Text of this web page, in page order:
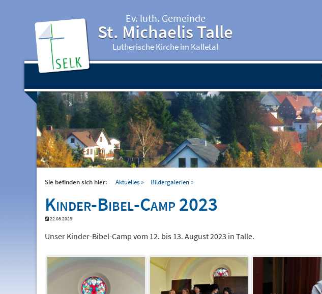
Ev. luth. Gemeinde
St. Michaelis Talle
Lutherische Kirche im Kalletal
Sie befinden sich hier: Aktuelles Bildergalerien
Kinder-Bibel-Camp 2023
22.08.2023
Unser Kinder-Bibel-Camp vom 12. bis 13. August 2023 in Talle.